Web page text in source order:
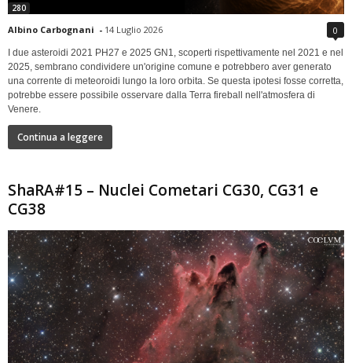
280
Albino Carbognani - 14 Luglio 2026 0
I due asteroidi 2021 PH27 e 2025 GN1, scoperti rispettivamente nel 2021 e nel
2025, sembrano condividere un'origine comune e potrebbero aver generato
una corrente di meteoroidi lungo la loro orbita. Se questa ipotesi fosse corretta,
potrebbe essere possibile osservare dalla Terra fireball nell'atmosfera di
Venere.
Continua a leggere
ShaRA#15 – Nuclei Cometari CG30, CG31 e
CG38